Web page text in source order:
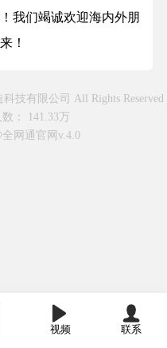
视频 联系
们竭诚欢迎海内外朋
！
技有限公司 All Rights Reserved
： 141.33万
全网通官网v.4.0